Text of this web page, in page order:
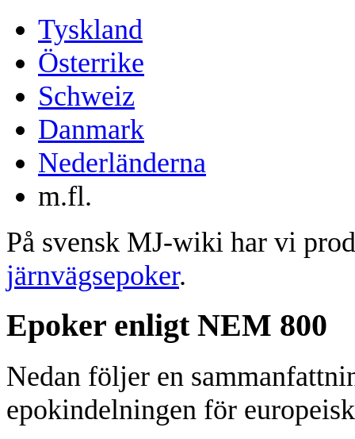
Tyskland
Österrike
Schweiz
Danmark
Nederländerna
m.fl.
På svensk MJ-wiki har vi
järnvägsepoker.
Epoker enligt NEM 800
Nedan följer en
epokindelningen för